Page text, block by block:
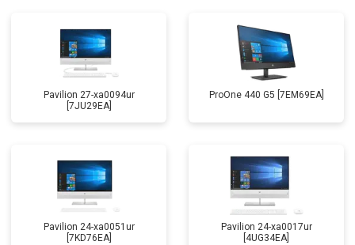
Pavilion 27-xa0094ur
[7JU29EA]
ProOne 440 G5 [7EM69EA]
Pavilion 24-xa0051ur
[7KD76EA]
Pavilion 24-xa0017ur
[4UG34EA]